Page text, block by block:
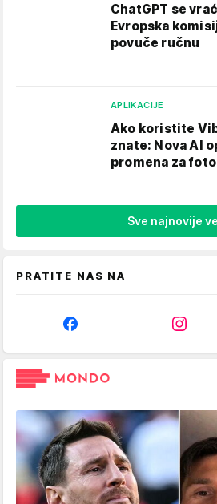
ChatGPT se
Evropska
povuče ručnu
APLIKACIJE
Ako koristite
znate: Nova AI
promena za
Sve najnovije
PRATITE NAS NA